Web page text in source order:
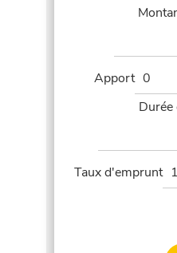
Apport
Durée
Taux d'emprunt